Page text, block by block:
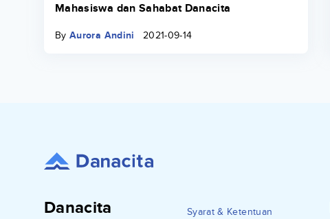
Mahasiswa dan Sahabat Danacita
By Aurora Andini 2021-09-14
Danacita Syarat & Ketentuan